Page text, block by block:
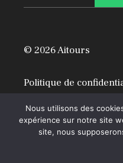
© 2026 Aitours
Politique de
Nous utilisons des
expérience sur notre site
site, nous